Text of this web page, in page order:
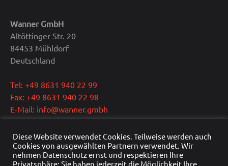
Wanner GmbH
Altöttinger Str. 20
84453 Mühldorf
Deutschland
Tel: +49 8631 940 22 99
Fax: +49 8631 940 22 98
E-Mail: info@wanner.gmbh
Geschäftsführer: Dipl.-Ing. Reinhold Wanner
Ust.-IdNr.: DE291415429
HRB Nr.: HRB 22976
Diese Website verwendet Cookies. Teilweise werden auch
Cookies von ausgewählten Partnern verwendet. Wir
nehmen Datenschutz ernst und respektieren Ihre
Privatsphäre: Sie haben jederzeit die Möglichkeit Ihre